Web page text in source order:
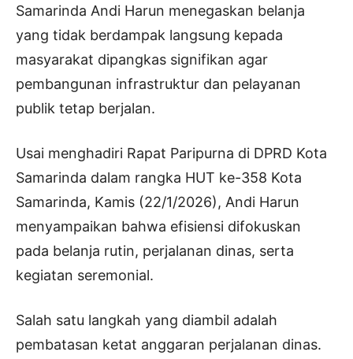
Samarinda Andi Harun menegaskan belanja
yang tidak berdampak langsung kepada
masyarakat dipangkas signifikan agar
pembangunan infrastruktur dan pelayanan
publik tetap berjalan.
Usai menghadiri Rapat Paripurna di DPRD Kota
Samarinda dalam rangka HUT ke-358 Kota
Samarinda, Kamis (22/1/2026), Andi Harun
menyampaikan bahwa efisiensi difokuskan
pada belanja rutin, perjalanan dinas, serta
kegiatan seremonial.
Salah satu langkah yang diambil adalah
pembatasan ketat anggaran perjalanan dinas.